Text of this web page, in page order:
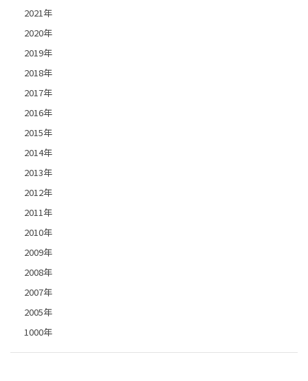
2021年
2020年
2019年
2018年
2017年
2016年
2015年
2014年
2013年
2012年
2011年
2010年
2009年
2008年
2007年
2005年
1000年